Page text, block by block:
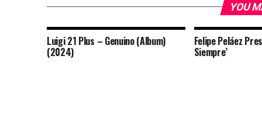
YOU
Luigi 21 Plus – Genuino (Album)
(2024)
Felipe Peláez
Siempre’